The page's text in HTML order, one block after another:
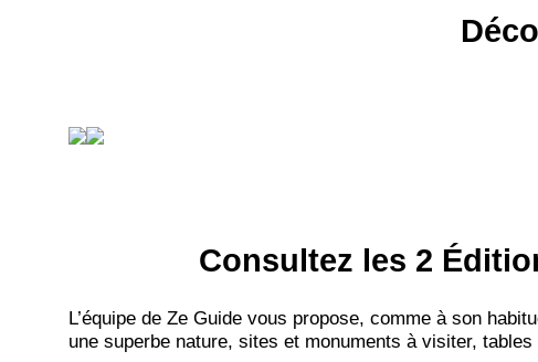
Consultez les 2
L’équipe de Ze Guide vous propose, comme à son
une superbe nature, sites et monuments à visiter,